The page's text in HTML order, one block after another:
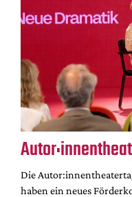
Die
haben ein neues